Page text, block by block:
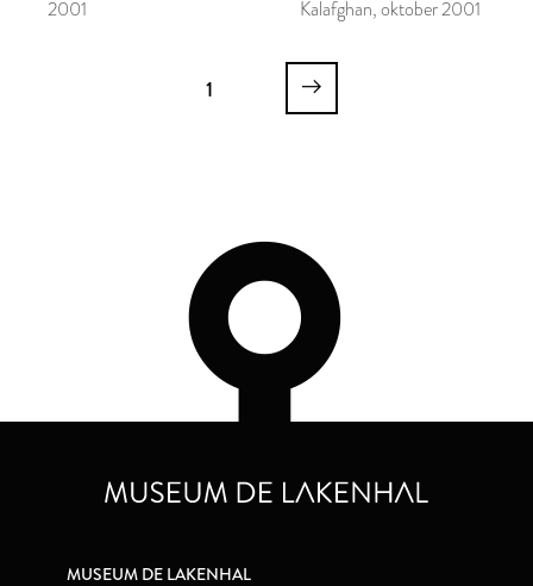
2001
Kalafghan, oktober 2001
1
MUSEUM DE LAKENHAL